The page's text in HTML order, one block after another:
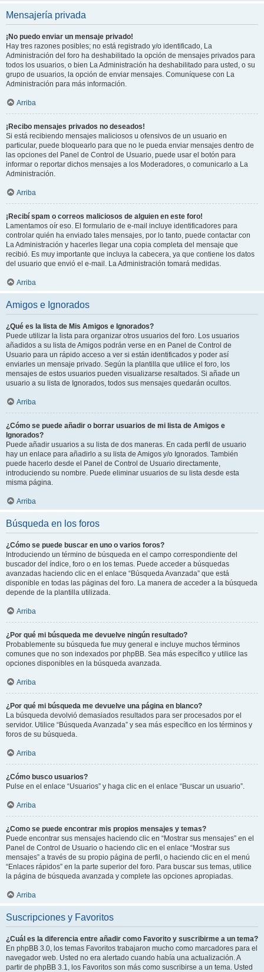
Mensajería privada
¡No puedo enviar un mensaje privado!
Hay tres razones posibles; no está registrado y/o identificado, La
Administración del foro ha deshabilitado la opción de mensajes privados para
todos los usuarios, o bien La Administración ha deshabilitado para usted, o su
grupo de usuarios, la opción de enviar mensajes. Comuníquese con La
Administración para más información.
Arriba
¡Recibo mensajes privados no deseados!
Si está recibiendo mensajes maliciosos u ofensivos de un usuario en
particular, puede bloquearlo para que no le pueda enviar mensajes dentro de
las opciones del Panel de Control de Usuario, puede usar el botón para
informar o reportar dichos mensajes a los Moderadores, o comunicarlo a La
Administración.
Arriba
¡Recibí spam o correos maliciosos de alguien en este foro!
Lamentamos oír eso. El formulario de e-mail incluye identificadores para
controlar quién ha enviado tales mensajes, por lo tanto, puede contactar con
La Administración y hacerles llegar una copia completa del mensaje que
recibió. Es muy importante que incluya la cabecera, ya que contiene los datos
del usuario que envió el e-mail. La Administración tomará medidas.
Arriba
Amigos e Ignorados
¿Qué es la lista de Mis Amigos e Ignorados?
Puede utilizar la lista para organizar otros usuarios del foro. Los usuarios
añadidos a su lista de Amigos podrán verse en en Panel de Control de
Usuario para un rápido acceso a ver si están identificados y poder así
enviarles un mensaje privado. Según la plantilla que utilice el foro, los
mensajes de estos usuarios pueden visualizarse resaltados. Si añade un
usuario a su lista de Ignorados, todos sus mensajes quedarán ocultos.
Arriba
¿Cómo se puede añadir o borrar usuarios de mi lista de Amigos e
Ignorados?
Puede añadir usuarios a su lista de dos maneras. En cada perfil de usuario
hay un enlace para añadirlo a su lista de Amigos y/o Ignorados. También
puede hacerlo desde el Panel de Control de Usuario directamente,
introduciendo su nombre. Puede eliminar usuarios de su lista desde esta
misma página.
Arriba
Búsqueda en los foros
¿Cómo se puede buscar en uno o varios foros?
Introduciendo un término de búsqueda en el campo correspondiente del
buscador del índice, foro o en los temas. Puede acceder a búsquedas
avanzadas haciendo clic en el enlace “Búsqueda Avanzada” que está
disponible en todas las páginas del foro. La manera de acceder a la búsqueda
depende de la plantilla utilizada.
Arriba
¿Por qué mi búsqueda me devuelve ningún resultado?
Probablemente su búsqueda fue muy general e incluye muchos términos
comunes que no son indexados por phpBB. Sea más específico y utilice las
opciones disponibles en la búsqueda avanzada.
Arriba
¿Por qué mi búsqueda me devuelve una página en blanco?
La búsqueda devolvió demasiados resultados para ser procesados por el
servidor. Utilice “Búsqueda Avanzada” y sea más específico en los términos y
foros de su búsqueda.
Arriba
¿Cómo busco usuarios?
Pulse en el enlace “Usuarios” y haga clic en el enlace “Buscar un usuario”.
Arriba
¿Como se puede encontrar mis propios mensajes y temas?
Puede encontrar sus mensajes haciendo clic en “Mostrar sus mensajes” en el
Panel de Control de Usuario o haciendo clic en el enlace “Mostrar sus
mensajes” a través de su propio página de perfil, o haciendo clic en el menú
“Enlaces rápidos” en la parte superior del foro. Para buscar sus temas, utilice
la página de búsqueda avanzada y complete las opciones apropiadas.
Arriba
Suscripciones y Favoritos
¿Cuál es la diferencia entre añadir como Favorito y suscribirme a un tema?
En phpBB 3.0, los temas Favoritos trabajaron mucho como marcadores para el
navegador web. Usted no era alertado cuando había una actualización. A
partir de phpBB 3.1, los Favoritos son más como suscribirse a un tema. Usted